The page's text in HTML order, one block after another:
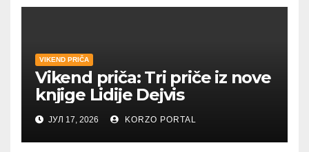
VIKEND PRIČA
Vikend priča: Tri priče iz nove
knjige Lidije Dejvis
ЈУЛ 17, 2026 KORZO PORTAL